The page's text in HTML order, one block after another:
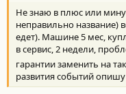
и
:
Не знаю в плюс или
неправильно название)
едет). Машине 5 мес,
в сервис, 2 недели,
гарантии заменить на
развития событий